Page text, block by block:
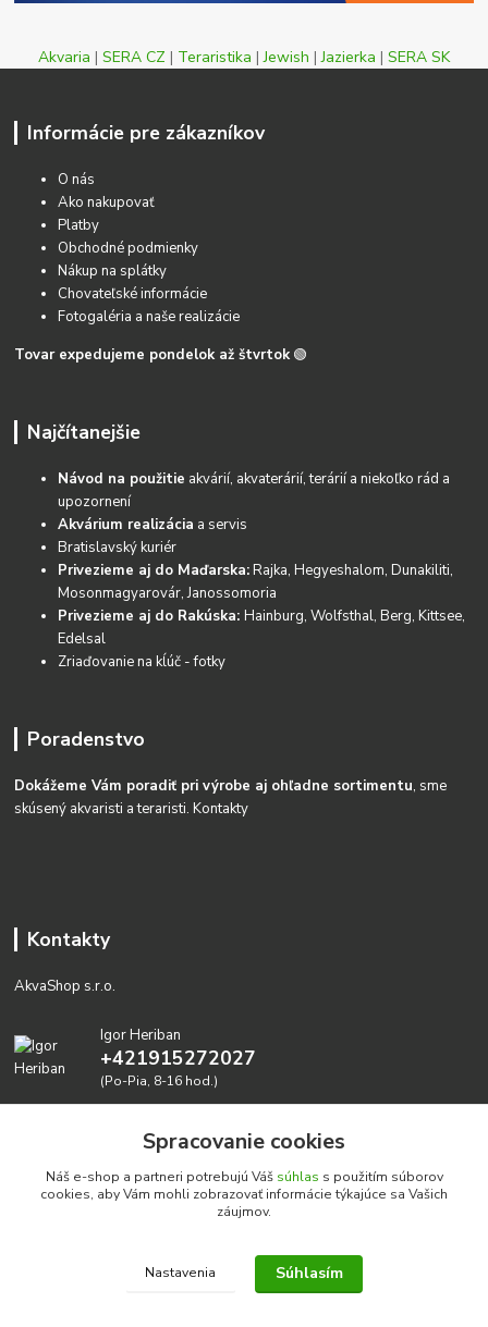
Akvaria | SERA CZ | Teraristika |Jewish |Jazierka | SERA SK
Informácie pre zákazníkov
O nás
Ako nakupovať
Platby
Obchodné podmienky
Nákup na splátky
Chovateľské informácie
Fotogaléria a naše realizácie
Tovar expedujeme pondelok až štvrtok 🟢
Najčítanejšie
Návod na použitie akvárií, akvaterárií, terárií a niekoľko rád a
upozornení
Akvárium realizácia a servis
Bratislavský kuriér
Privezieme aj do Maďarska:Rajka, Hegyeshalom, Dunakiliti,
Mosonmagyarovár, Janossomoria
Privezieme aj do Rakúska:Hainburg, Wolfsthal, Berg, Kittsee,
Edelsal
Zriaďovanie na kĺúč - fotky
Poradenstvo
Dokážeme Vám poradiť pri výrobe aj ohľadne sortimentu, sme
skúsený akvaristi a teraristi.Kontakty
Kontakty
AkvaShop s.r.o.
Igor Heriban
+421915272027
(Po-Pia, 8-16 hod.)
Realizujeme prírodné akvária: AkvaShop s.r.o. • IBAN:
SK3911000000002947087849
Spracovanie cookies
Náš e-shop a partneri potrebujú Váš súhlas s použitím súborov
cookies, aby Vám mohli zobrazovať informácie týkajúce sa Vašich
záujmov.
Nastavenia Súhlasím